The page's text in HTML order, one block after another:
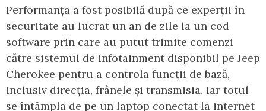
Performanța a fost posibilă după ce experții în
securitate au lucrat un an de zile la un cod
software prin care au putut trimite comenzi
către sistemul de infotainment disponibil pe Jeep
Cherokee pentru a controla funcții de bază,
inclusiv direcția, frânele și transmisia. Iar totul
se întâmpla de pe un laptop conectat la internet